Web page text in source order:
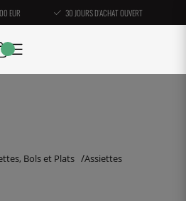
EUR 30 JOURS D'ACHAT OUVERT
Bols et Plats Assiettes